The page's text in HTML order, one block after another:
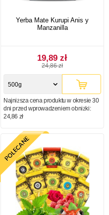
Yerba Mate Kurupi Anis y
Manzanilla
19,89 zł
24,86 zł
500g
Najniższa cena produktu w okresie 30
dni przed wprowadzeniem obniżki:
24,86 zł